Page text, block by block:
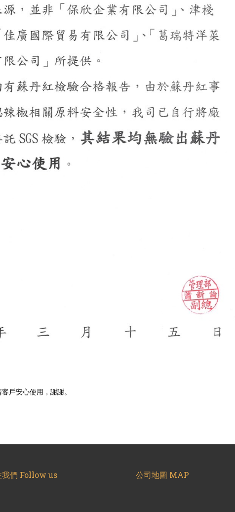
戶安心使用，謝謝。
我們 Follow us 公司地圖 MAP